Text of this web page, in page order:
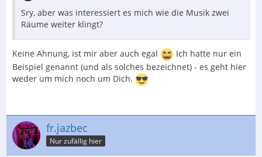
Sry, aber was interessiert es mich wie die Musik zwei
Räume weiter klingt?
Keine Ahnung, ist mir aber auch egal
Ich hatte nur ein
Beispiel genannt (und als solches bezeichnet) - es geht hier
weder um mich noch um Dich.
fr.jazbec
Nur zufällig hier